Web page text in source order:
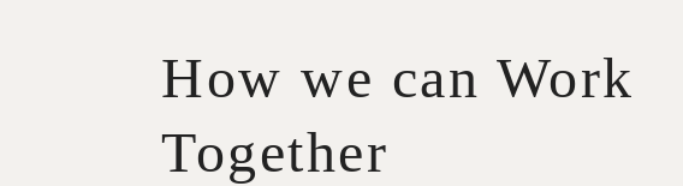
How we can Work
Together